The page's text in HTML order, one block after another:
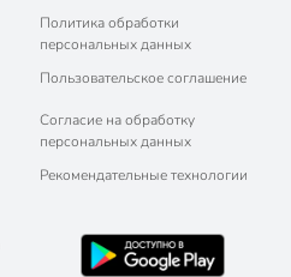
Политика обработки
персональных данных
Пользовательское соглашение
Согласие на обработку
персональных данных
Рекомендательные технологии